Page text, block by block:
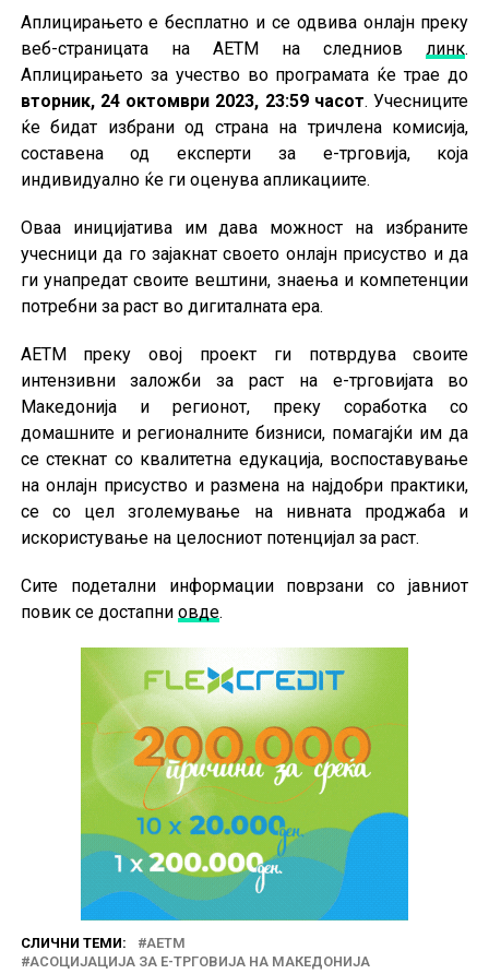
Аплицирањето е бесплатно и се одвива онлајн преку
веб-страницата на АЕТМ на следниовлинк.
Аплицирањето за учество во програмата ќе трае до
вторник, 24 октомври 2023, 23:59 часот. Учесниците
ќе бидат избрани од страна на тричлена комисија,
составена од експерти за е-трговија, која
индивидуално ќе ги оценува апликациите.
Оваа иницијатива им дава можност на избраните
учесници да го зајакнат своето онлајн присуство и да
ги унапредат своите вештини, знаења и компетенции
потребни за раст во дигиталната ера.
АЕТМ преку овој проект ги потврдува своите
интензивни заложби за раст на е-трговијата во
Македонија и регионот, преку соработка со
домашните и регионалните бизниси, помагајќи им да
се стекнат со квалитетна едукација, воспоставување
на онлајн присуство и размена на најдобри практики,
се со цел зголемување на нивната проджаба и
искористување на целосниот потенцијал за раст.
Сите подетални информации поврзани со јавниот
повик се достапни овде.
СЛИЧНИ ТЕМИ:
АЕТМ
АСОЦИЈАЦИЈА ЗА Е-ТРГОВИЈА НА МАКЕДОНИЈА